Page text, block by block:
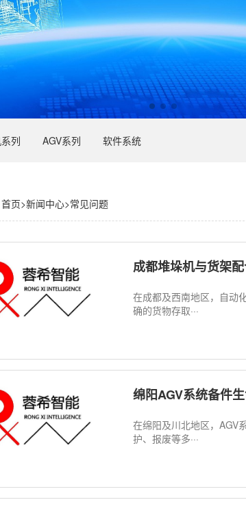
列 AGV系列 软件系统
首页>新闻中心>常见问题
成都堆垛机与货架
在成都及西南地区，自动
确的货物存取···
绵阳AGV系统备件
在绵阳及川北地区，AGV
护、报废等多···